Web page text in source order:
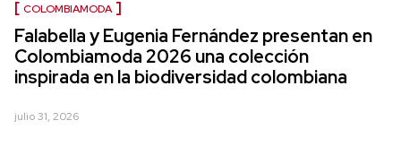
COLOMBIAMODA
Falabella y Eugenia Fernández presentan en
Colombiamoda 2026 una colección
inspirada en la biodiversidad colombiana
julio 31, 2026